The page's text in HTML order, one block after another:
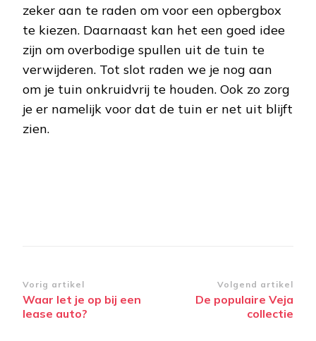
zeker aan te raden om voor een opbergbox
te kiezen. Daarnaast kan het een goed idee
zijn om overbodige spullen uit de tuin te
verwijderen. Tot slot raden we je nog aan
om je tuin onkruidvrij te houden. Ook zo zorg
je er namelijk voor dat de tuin er net uit blijft
zien.
Bericht
navigatie
Vorig artikel
Waar let je op bij een
lease auto?
Volgend artikel
De populaire Veja
collectie